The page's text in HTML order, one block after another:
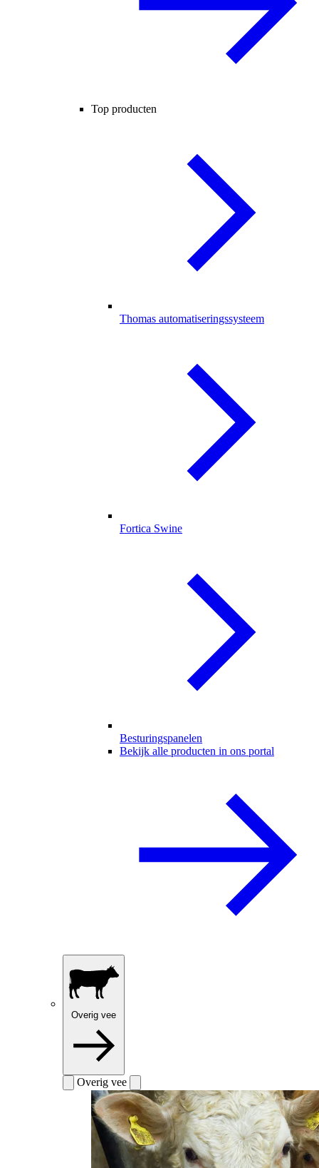
Top producten
Thomas automatiseringssysteem
Fortica Swine
Besturingspanelen
Bekijk alle producten in ons portal
Overig vee
Overig vee